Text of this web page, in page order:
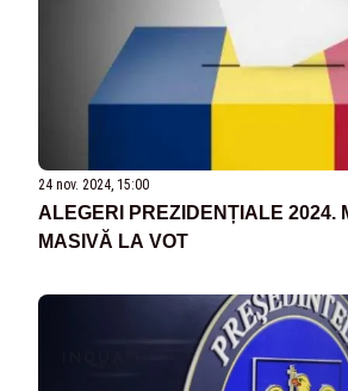
24 nov. 2024, 15:00
ALEGERI PREZIDENȚIALE 2024.
MASIVĂ LA VOT